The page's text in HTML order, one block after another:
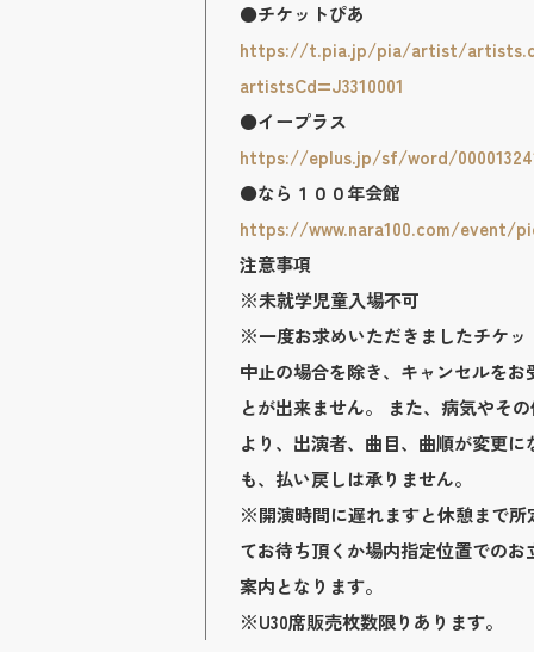
●チケットぴあ
https://t.pia.jp/pia/artist/
artistsCd=J3310001
●イープラス
https://eplus.jp/sf/word/
●なら１００年会館
https://www.nara100.com/event/
注意事項
※未就学児童入場不可
※一度お求めいただきましたチケッ
中止の場合を除き、キャンセルをお
とが出来ません。 また、病気やそ
より、出演者、曲目、曲順が変更に
も、払い戻しは承りません。
※開演時間に遅れますと休憩まで所
てお待ち頂くか場内指定位置でのお
案内となります。
※U30席販売枚数限りあります。